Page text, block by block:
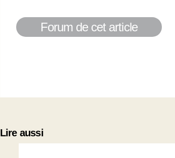
Forum de cet article
Lire aussi